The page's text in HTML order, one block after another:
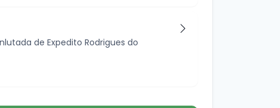
de Expedito Rodrigues do